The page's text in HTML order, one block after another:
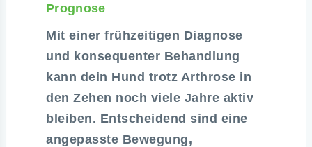
Prognose
Mit einer frühzeitigen Diagnose
und konsequenter Behandlung
kann dein Hund trotz Arthrose in
den Zehen noch viele Jahre aktiv
bleiben. Entscheidend sind eine
angepasste Bewegung,